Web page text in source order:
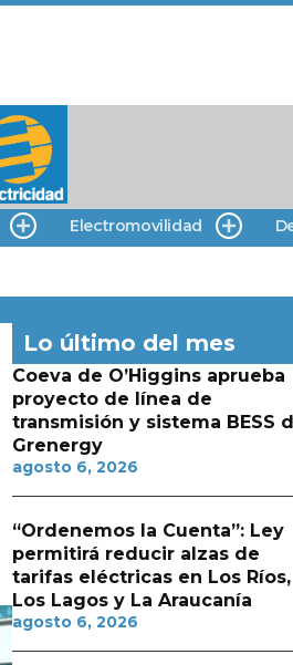
Electromovilidad
Lo último del mes
Coeva de O’Higgins aprueba
proyecto de línea de
transmisión y sistema BESS
Grenergy
agosto 6, 2026
“Ordenemos la Cuenta”: Ley
permitirá reducir alzas de
tarifas eléctricas en Los Ríos,
Los Lagos y La Araucanía
agosto 6, 2026